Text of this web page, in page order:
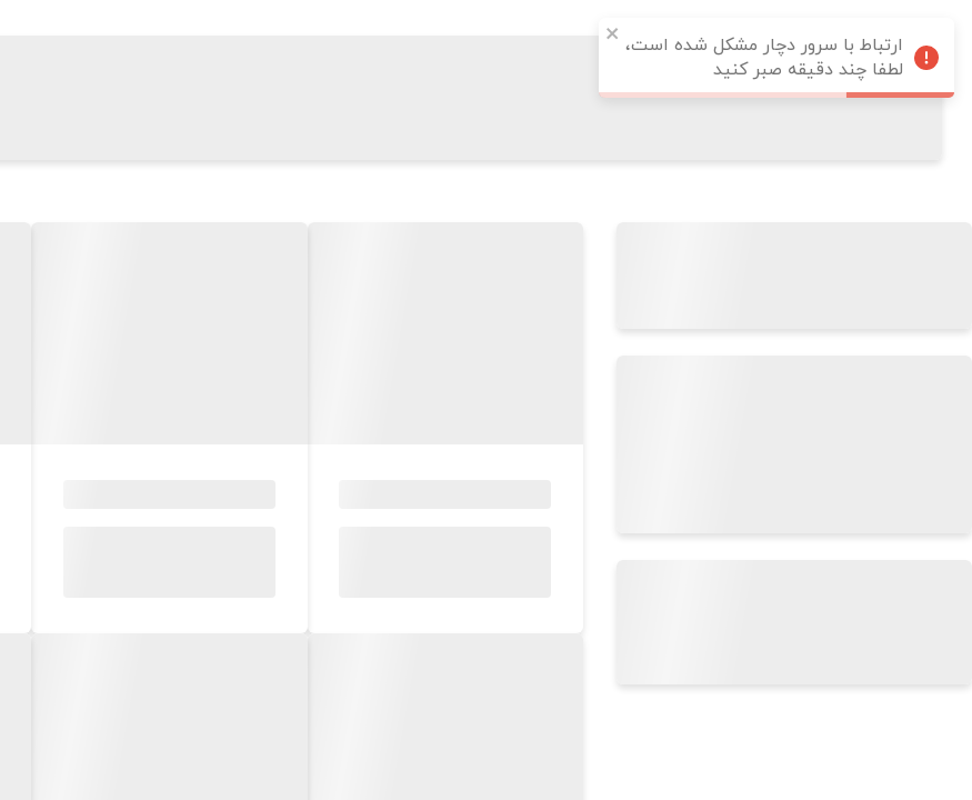
ارتباط با سرور دچار مشکل شده است،
لطفا چند دقیقه صبر کنید